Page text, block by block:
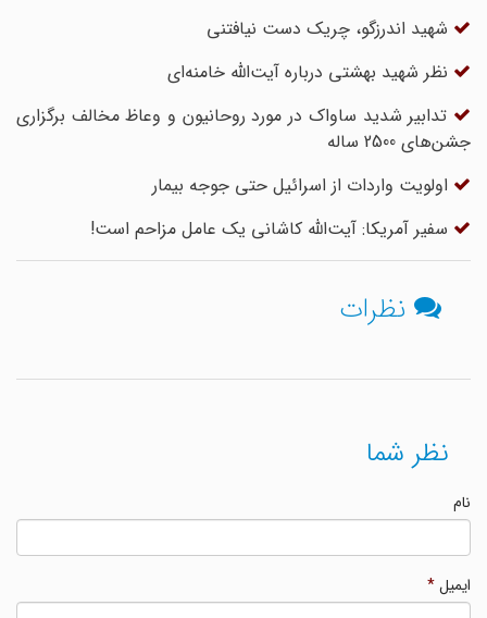
شهید اندرزگو، چریک دست نیافتنی
نظر شهید بهشتی درباره آیت‌الله خامنه‌ای
تدابیر شدید ساواک در مورد روحانیون و وعاظ مخالف برگزاری
جشن‌های 2500 ساله
اولویت واردات از اسرائیل حتی جوجه بیمار
سفیر آمریکا: آیت‌الله کاشانی یک عامل مزاحم است!
نظرات
نظر شما
ایمیل*